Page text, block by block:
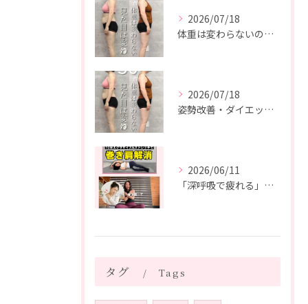
2026/07/18
体重は変わらないのに、見た目は変わった。
2026/07/18
姿勢改善・ダイエット・ピラティス【５０代・M様】
2026/06/11
「深呼吸で疲れる」の、実は普通じゃありません。
タグ Tags